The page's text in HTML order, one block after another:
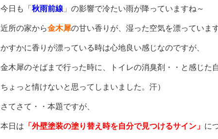
今日も「 秋雨前線 」の影響で冷たい雨が降っていますね～
近所の家から金木犀の甘い香りが、湿った空気を漂っています
かすかに香りが漂っている時は心地良い感じなのですが、
金木犀のそばまで行った時に、トイレの消臭剤・・と感じた
ちょっと情けないと思ってしまいました。汗）
さてさて・・本題ですが、
本日は 「外壁塗装の塗り替え時を自分で見つけるサイン」 に